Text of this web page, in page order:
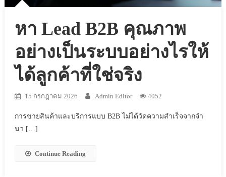
หา Lead B2B คุณภาพ
อย่างเป็นระบบอย่างไรให้
ได้ลูกค้าที่ใช่จริง
15 กรกฎาคม 2026 Admin Editor 4052
การขายสินค้าและบริการแบบ B2B ไม่ได้วัดความสำเร็จจากจำ
นว […]
Continue Reading